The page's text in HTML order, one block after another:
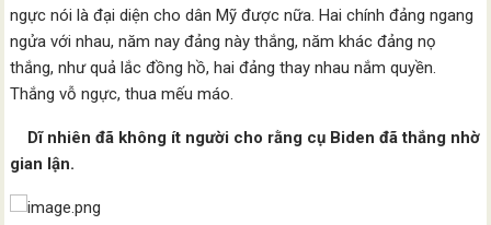
ngực nói là đại diện cho dân Mỹ được nữa. Hai chính đảng ngang
ngửa với nhau, năm nay đảng này thắng, năm khác đảng nọ
thắng, như quả lắc đồng hồ, hai đảng thay nhau nắm quyền.
Thắng vỗ ngực, thua mếu máo.
Dĩ nhiên đã không ít người cho rằng cụ Biden đã thắng nhờ
gian lận.